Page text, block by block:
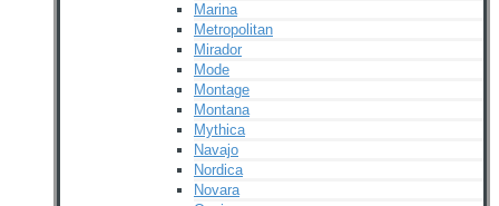
Marina
Metropolitan
Mirador
Mode
Montage
Montana
Mythica
Navajo
Nordica
Novara